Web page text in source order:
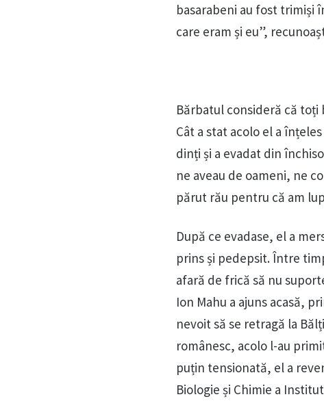
basarabeni au fost trimiși
care eram și eu”,
Bărbatul consideră că toți
Cât a stat acolo el a
dinți și a evadat din
ne aveau de oameni, ne
părut rău pentru că am
După ce evadase, el a
prins și pedepsit. Între
afară de frică să nu
Ion Mahu a ajuns acasă,
nevoit să se retragă la
românesc, acolo l-au
puțin tensionată, el a
Biologie și Chimie a